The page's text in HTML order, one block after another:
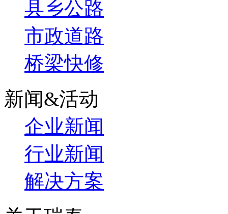
县乡公路
市政道路
桥梁快修
新闻&活动
企业新闻
行业新闻
解决方案